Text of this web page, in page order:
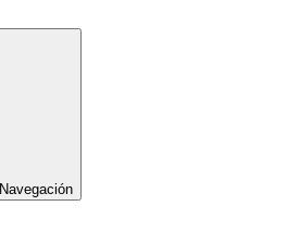
Navegación